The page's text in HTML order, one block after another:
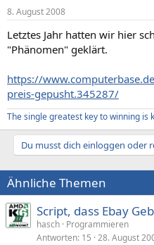
8. August 2008
Letztes Jahr hatten wir hier
"Phänomen" geklärt.
https://
preis-gepusht.345287/
The single greatest key to winning is
Du musst dich einloggen oder
Ähnliche Themen
Script, dass Ebay
hasch Programmieren
Antworten 15 28. August